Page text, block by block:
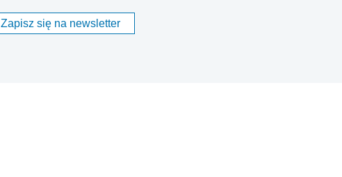
Zapisz się na newsletter